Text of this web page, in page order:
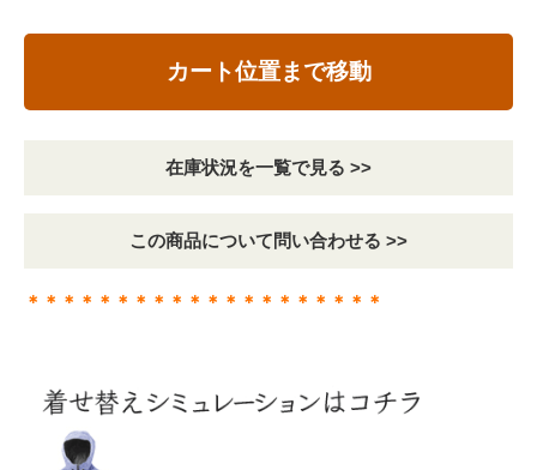
カート位置まで移動
在庫状況を一覧で見る >>
この商品について問い合わせる >>
＊＊＊＊＊＊＊＊＊＊＊＊＊＊＊＊＊＊＊＊